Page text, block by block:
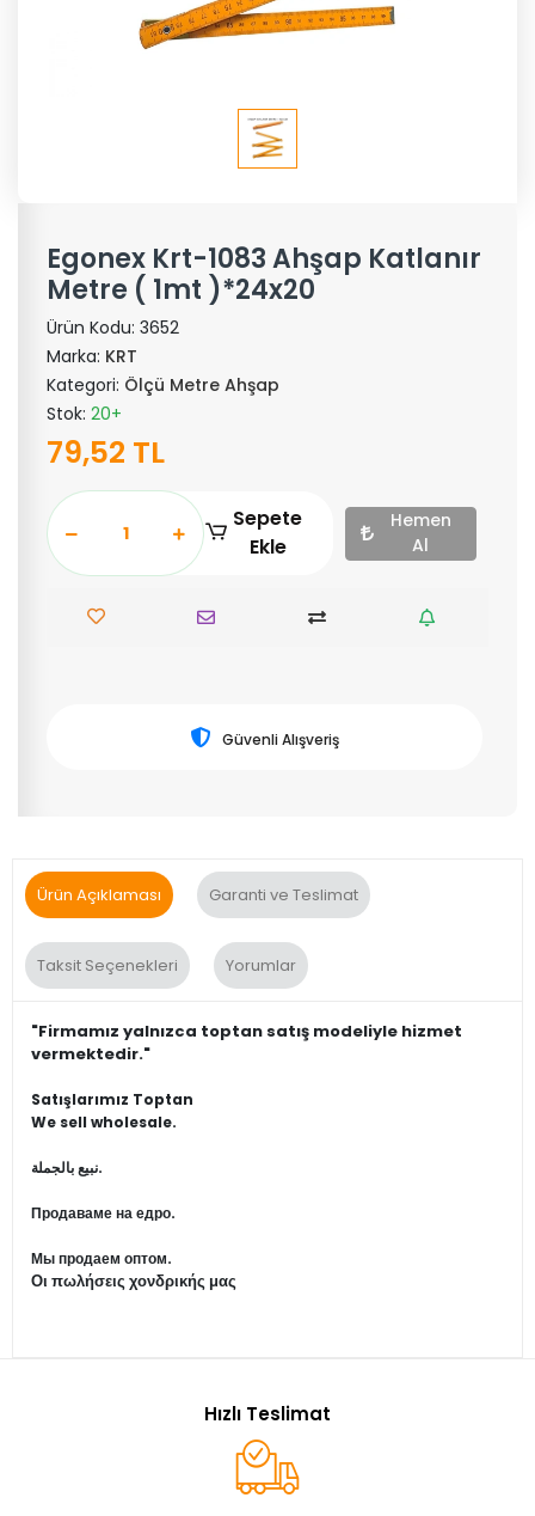
Egonex Krt-1083 Ahşap Katlanır
Metre ( 1mt )*24x20
Ürün Kodu: 3652
Marka: KRT
Kategori: Ölçü Metre Ahşap
Stok: 20+
79,52 TL
Sepete
Ekle
Hemen
Al
Güvenli Alışveriş
Ürün Açıklaması Garanti ve Teslimat
Taksit Seçenekleri Yorumlar
"Firmamız yalnızca toptan satış modeliyle hizmet
vermektedir."
Satışlarımız Toptan
We sell wholesale.
نبيع بالجملة.
Продаваме на едро.
Мы продаем оптом.
Οι πωλήσεις χονδρικής μας
Hızlı Teslimat